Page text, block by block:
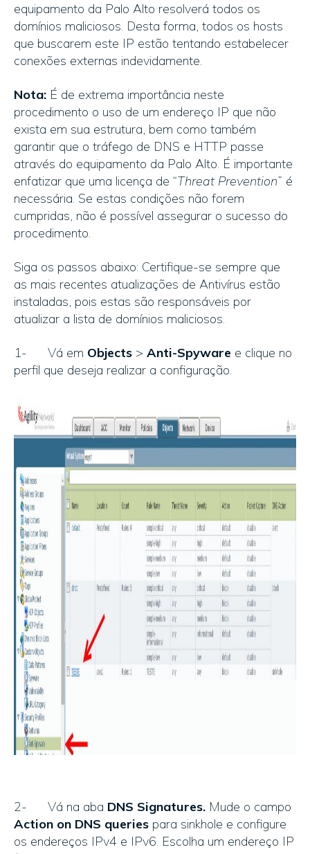
equipamento da Palo Alto resolverá todos os
domínios maliciosos. Desta forma, todos os hosts
que buscarem este IP estão tentando estabelecer
conexões externas indevidamente.
Nota: É de extrema importância neste
procedimento o uso de um endereço IP que não
exista em sua estrutura, bem como também
garantir que o tráfego de DNS e HTTP passe
através do equipamento da Palo Alto. É importante
enfatizar que uma licença de “Threat Prevention” é
necessária. Se estas condições não forem
cumpridas, não é possível assegurar o sucesso do
procedimento.
Siga os passos abaixo: Certifique-se sempre que
as mais recentes atualizações de Antivírus estão
instaladas, pois estas são responsáveis por
atualizar a lista de domínios maliciosos.
1- Vá em Objects > Anti-Spyware e clique no
perfil que deseja realizar a configuração.
2- Vá na aba DNS Signatures. Mude o campo
Action on DNS queries para sinkhole e configure
os endereços IPv4 e IPv6. Escolha um endereço IP